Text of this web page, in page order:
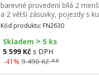
barevné provedení bílá 2
a 2 větší zásuvky, pojezdy s
ložisky
Kód produktu: FN2630
Skladem > 5 ks
5 599 Kč s DPH
-41% 9 490 Kč **